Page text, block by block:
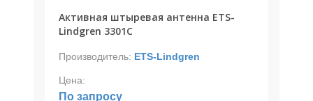
Активная штыревая антенна ETS-
Lindgren 3301C
Производитель: ETS-Lindgren
Цена:
По запросу